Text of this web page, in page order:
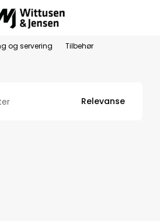
og servering Tilbehør
Relevanse